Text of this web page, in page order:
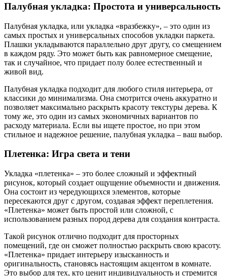
Палубная укладка: Простота и универсальность
Палубная укладка, или укладка «вразбежку», – это один из
самых простых и универсальных способов укладки паркета.
Плашки укладываются параллельно друг другу, со смещением
в каждом ряду. Это может быть как равномерное смещение,
так и случайное, что придает полу более естественный и
живой вид.
Палубная укладка подходит для любого стиля интерьера, от
классики до минимализма. Она смотрится очень аккуратно и
позволяет максимально раскрыть красоту текстуры дерева. К
тому же, это один из самых экономичных вариантов по
расходу материала. Если вы ищете простое, но при этом
стильное и надежное решение, палубная укладка – ваш выбор.
Плетенка: Игра света и тени
Укладка «плетенка» – это более сложный и эффектный
рисунок, который создает ощущение объемности и движения.
Она состоит из чередующихся элементов, которые
пересекаются друг с другом, создавая эффект переплетения.
«Плетенка» может быть простой или сложной, с
использованием разных пород дерева для создания контраста.
Такой рисунок отлично подходит для просторных
помещений, где он сможет полностью раскрыть свою красоту.
«Плетенка» придает интерьеру изысканность и
оригинальность, становясь настоящим акцентом в комнате.
Это выбор для тех, кто ценит индивидуальность и стремится